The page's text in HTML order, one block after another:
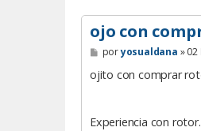
ojo con
M
e
n
s
e
poryosualdana »02
ojito con comprar
Experiencia con rotor.